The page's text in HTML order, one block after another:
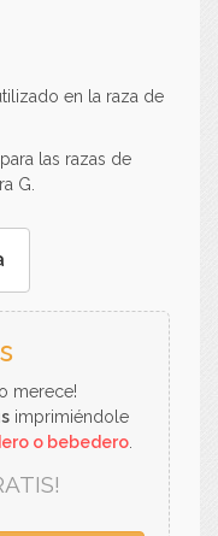
en la raza de
las razas de
G.
merece!
imprimiéndole
o bebedero.